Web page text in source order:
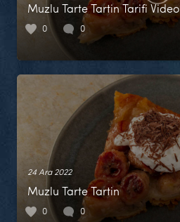
Muzlu Tarte Tartin Tarifi Video
0 0
24 Ara 2022
Muzlu Tarte Tartin
0 0